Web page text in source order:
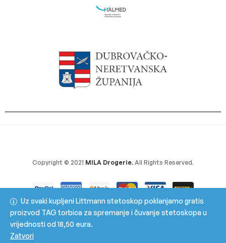
Uz svaki kupljeni Littmann stetoskop poklanjamo gratis
proizvod TAG torbica za spremanje i čuvanje stetoskopa u
vrijednosti od 18,50 eura.
Zatvori
Copyright © 2021 MILA Drogerie. All Rights Reserved.